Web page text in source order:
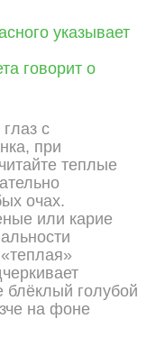
указывает
говорит о
с
при
теплые
очах.
или карие
«теплая»
блёклый голубой
на фоне